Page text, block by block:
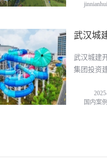
武汉城
武汉城建
集团投资
国内案例